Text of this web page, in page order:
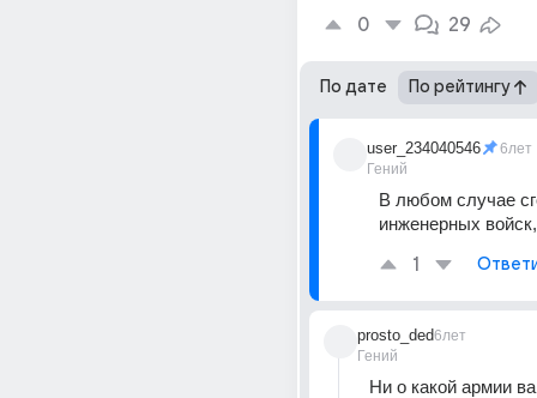
0 29
По дате По рейтингу
user_234040546
Гений
6лет
В любом случае
инженерных
1
prosto_ded
Гений
6лет
Ни о какой армии